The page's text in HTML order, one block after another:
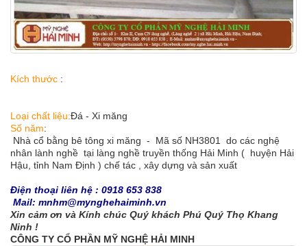
Kích thước :
Loại chất liệu:Đá - Xi măng
Số năm:
Nhà cổ bằng bê tông xi măng - Mã số NH3801 do các nghệ
nhân lành nghề tại làng nghề truyền thống Hải Minh ( huyện Hải
Hậu, tỉnh Nam Định ) chế tác , xây dựng và sản xuất
Điện thoại liên hệ : 0918 653 838
Mail: mnhm@mynghehaiminh.vn
Xin cảm ơn và Kính chúc Quý khách Phú Quý Thọ Khang
Ninh !
CÔNG TY CỔ PHẦN MỸ NGHỆ HẢI MINH